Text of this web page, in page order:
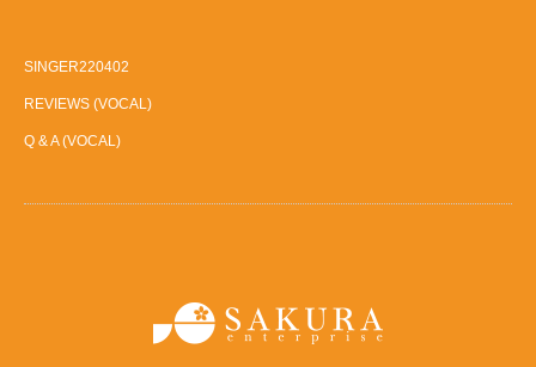
SINGER220402
REVIEWS (VOCAL)
Q & A (VOCAL)